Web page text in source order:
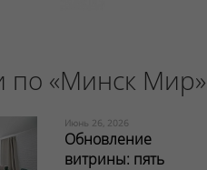
по «Минск Мир»
Июнь 26, 2026
Обновление
витрины: пять